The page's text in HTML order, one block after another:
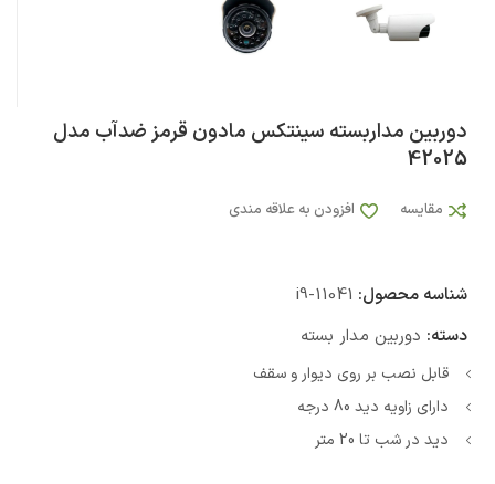
دوربین مداربسته سینتکس مادون قرمز ضدآب مدل
42025
مقایسه افزودن به علاقه مندی
شناسه محصول: i9-11041
دسته: دوربین مدار بسته
قابل نصب بر روی دیوار و سقف
دارای زاویه دید 80 درجه
دید در شب تا 20 متر